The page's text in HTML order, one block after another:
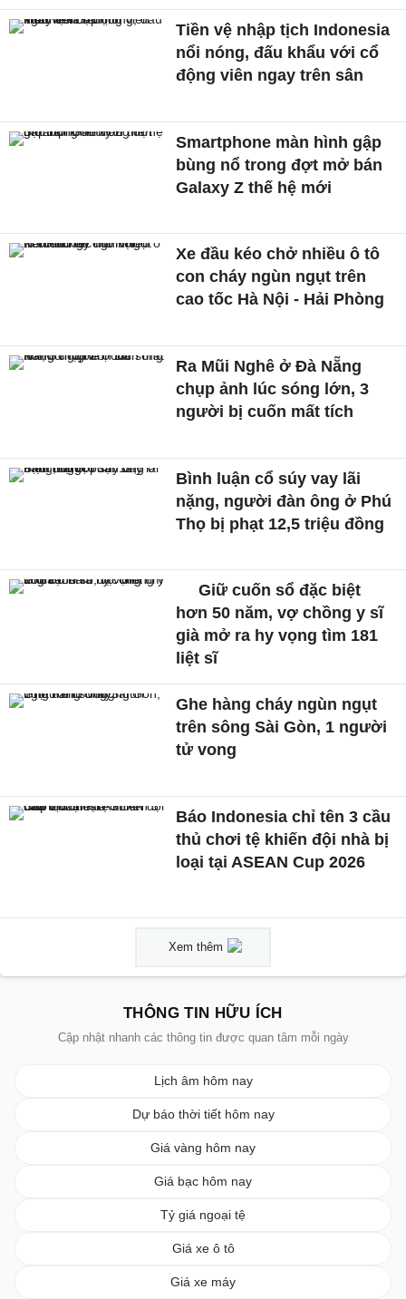
Tiền vệ nhập tịch Indonesia
nổi nóng, đấu khẩu với cổ
động viên ngay trên sân
Smartphone màn hình gập
bùng nổ trong đợt mở bán
Galaxy Z thế hệ mới
Xe đầu kéo chở nhiều ô tô
con cháy ngùn ngụt trên
cao tốc Hà Nội - Hải Phòng
Ra Mũi Nghê ở Đà Nẵng
chụp ảnh lúc sóng lớn, 3
người bị cuốn mất tích
Bình luận cổ súy vay lãi
nặng, người đàn ông ở Phú
Thọ bị phạt 12,5 triệu đồng
Giữ cuốn sổ đặc biệt
hơn 50 năm, vợ chồng y sĩ
già mở ra hy vọng tìm 181
liệt sĩ
Ghe hàng cháy ngùn ngụt
trên sông Sài Gòn, 1 người
tử vong
Báo Indonesia chỉ tên 3 cầu
thủ chơi tệ khiến đội nhà bị
loại tại ASEAN Cup 2026
Xem thêm
THÔNG TIN HỮU ÍCH
Cập nhật nhanh các thông tin được quan tâm mỗi ngày
Lịch âm hôm nay
Dự báo thời tiết hôm nay
Giá vàng hôm nay
Giá bạc hôm nay
Tỷ giá ngoại tệ
Giá xe ô tô
Giá xe máy